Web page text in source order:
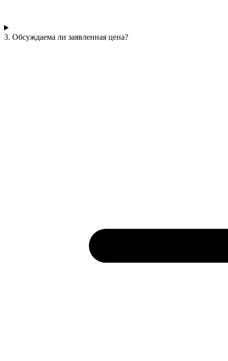
3. Обсуждаема ли заявленная цена?